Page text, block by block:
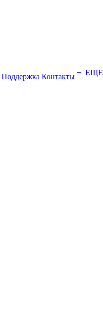
Поддержка Контакты + ЕЩЕ